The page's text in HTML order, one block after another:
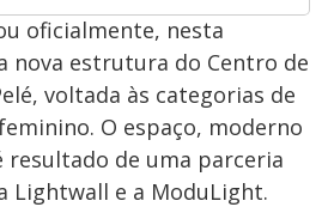
oficialmente, nesta
nova estrutura do Centro de
voltada às categorias de
O espaço, moderno
de uma parceria
Lightwall e a ModuLight.